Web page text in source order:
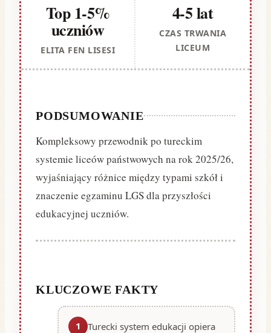
Top 1-5%
uczniów
ELITA FEN LISESI
4-5 lat
CZAS TRWANIA
LICEUM
PODSUMOWANIE
Kompleksowy przewodnik po tureckim
systemie liceów państwowych na rok 2025/26,
wyjaśniający różnice między typami szkół i
znaczenie egzaminu LGS dla przyszłości
edukacyjnej uczniów.
KLUCZOWE FAKTY
1
Turecki system edukacji opiera